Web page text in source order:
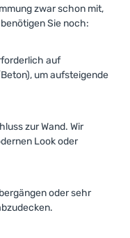
zwar schon mit,
Sie noch:
auf
um aufsteigende
zur Wand. Wir
Look oder
oder sehr